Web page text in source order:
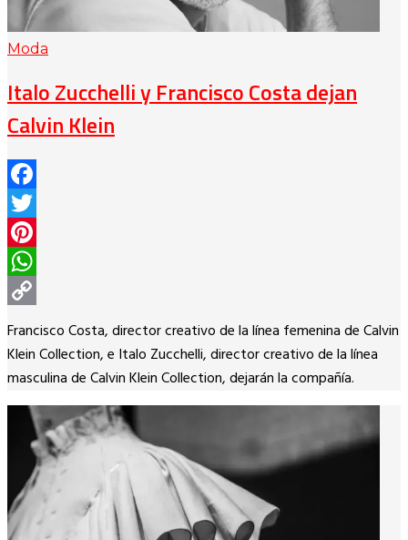
Moda
Italo Zucchelli y Francisco Costa dejan
Calvin Klein
Facebook
Twitter
Pinterest
WhatsApp
Copy
Link
Francisco Costa, director creativo de la línea femenina de Calvin
Klein Collection, e Italo Zucchelli, director creativo de la línea
masculina de Calvin Klein Collection, dejarán la compañía.